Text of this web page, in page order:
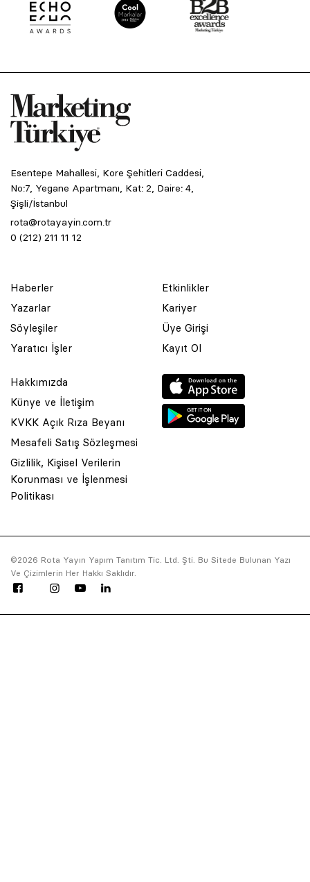
Esentepe Mahallesi, Kore Şehitleri Caddesi,
No:7, Yegane Apartmanı, Kat: 2, Daire: 4,
Şişli/İstanbul
rota@rotayayin.com.tr
0 (212) 211 11 12
Haberler
Yazarlar
Söyleşiler
Yaratıcı İşler
Etkinlikler
Kariyer
Üye Girişi
Kayıt Ol
Hakkımızda
Künye ve İletişim
KVKK Açık Rıza Beyanı
Mesafeli Satış Sözleşmesi
Gizlilik, Kişisel Verilerin
Korunması ve İşlenmesi
Politikası
©2026 Rota Yayın Yapım Tanıtım Tic. Ltd. Şti. Bu Sitede Bulunan Yazı
Ve Çizimlerin Her Hakkı Saklıdır.
© 2001 Rota Yayın Yapım Tanıtım Tic. Ltd. Şti. Bu Sitede Bulunan